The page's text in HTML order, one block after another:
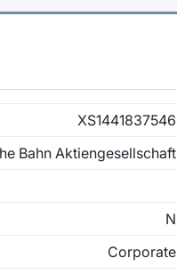
XS1441837546
Bahn Aktiengesellschaft
N
Corporate